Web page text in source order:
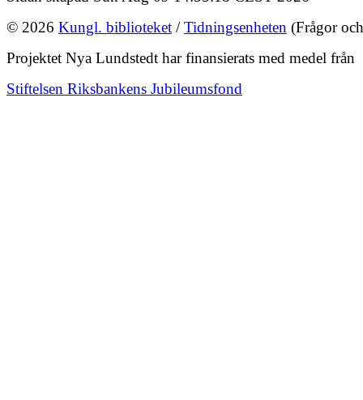
© 2026 Kungl. biblioteket /Tidningsenheten (Frågor
Projektet Nya Lundstedt har finansierats med medel från
Stiftelsen Riksbankens Jubileumsfond